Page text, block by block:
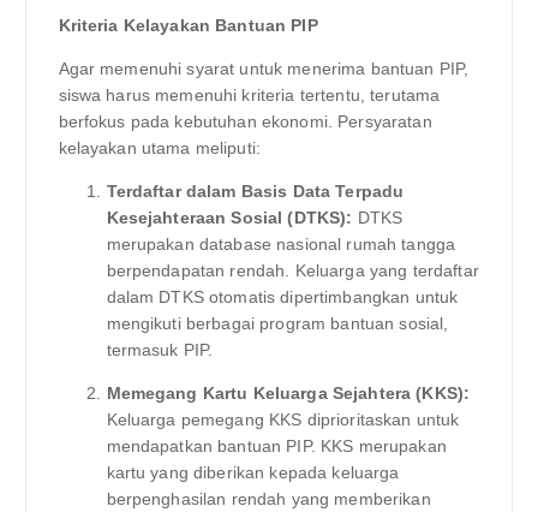
Kriteria Kelayakan Bantuan PIP
Agar memenuhi syarat untuk menerima bantuan PIP,
siswa harus memenuhi kriteria tertentu, terutama
berfokus pada kebutuhan ekonomi. Persyaratan
kelayakan utama meliputi:
Terdaftar dalam Basis Data Terpadu
Kesejahteraan Sosial (DTKS): DTKS
merupakan database nasional rumah tangga
berpendapatan rendah. Keluarga yang terdaftar
dalam DTKS otomatis dipertimbangkan untuk
mengikuti berbagai program bantuan sosial,
termasuk PIP.
Memegang Kartu Keluarga Sejahtera (KKS):
Keluarga pemegang KKS diprioritaskan untuk
mendapatkan bantuan PIP. KKS merupakan
kartu yang diberikan kepada keluarga
berpenghasilan rendah yang memberikan